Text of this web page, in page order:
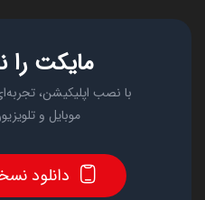
مایکت
با نصب اپلیکیشن،
موبایل و
دانلود